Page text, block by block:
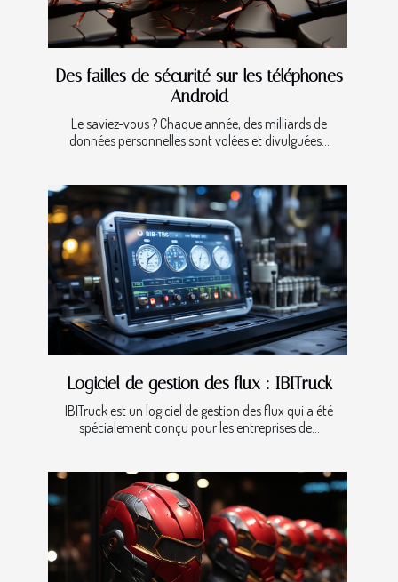
Des failles de sécurité sur les téléphones
Android
Le saviez-vous ? Chaque année, des milliards de
données personnelles sont volées et divulguées...
Logiciel de gestion des flux : IBITruck
IBITruck est un logiciel de gestion des flux qui a été
spécialement conçu pour les entreprises de...